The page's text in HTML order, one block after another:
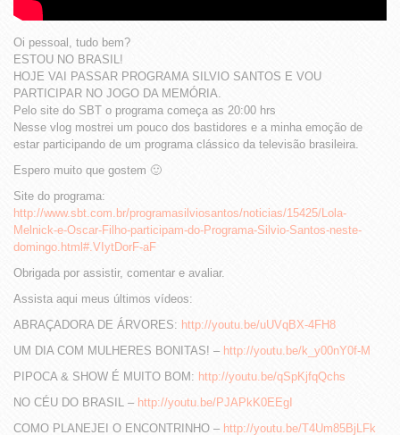
Oi pessoal, tudo bem?
ESTOU NO BRASIL!
HOJE VAI PASSAR PROGRAMA SILVIO SANTOS E VOU
PARTICIPAR NO JOGO DA MEMÓRIA.
Pelo site do SBT o programa começa as 20:00 hrs
Nesse vlog mostrei um pouco dos bastidores e a minha emoção de
estar participando de um programa clássico da televisão brasileira.
Espero muito que gostem 🙂
Site do programa:
http://www.sbt.com.br/programasilviosantos/noticias/15425/Lola-
Melnick-e-Oscar-Filho-participam-do-Programa-Silvio-Santos-neste-
domingo.html#.VIytDorF-aF
Obrigada por assistir, comentar e avaliar.
Assista aqui meus últimos vídeos:
ABRAÇADORA DE ÁRVORES: http://youtu.be/uUVqBX-4FH8
UM DIA COM MULHERES BONITAS! – http://youtu.be/k_y00nY0f-M
PIPOCA & SHOW É MUITO BOM: http://youtu.be/qSpKjfqQchs
NO CÉU DO BRASIL – http://youtu.be/PJAPkK0EEgI
COMO PLANEJEI O ENCONTRINHO – http://youtu.be/T4Um85BjLFk